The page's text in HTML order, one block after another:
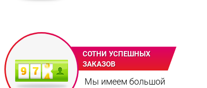
СОТНИ УСПЕШНЫХ
ЗАКАЗОВ
Мы имеем большой